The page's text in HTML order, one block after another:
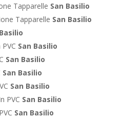
Tapparelle San Basilio
Tapparelle San Basilio
San Basilio
San Basilio
San Basilio
San Basilio
PVC San Basilio
San Basilio